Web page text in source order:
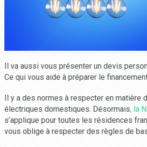
Il va aussi vous présenter un devis
Ce qui vous aide à préparer le
Il y a des normes à respecter en matière
électriques domestiques. Désormais, la
s’applique pour toutes les résidences
vous oblige à respecter des règles de